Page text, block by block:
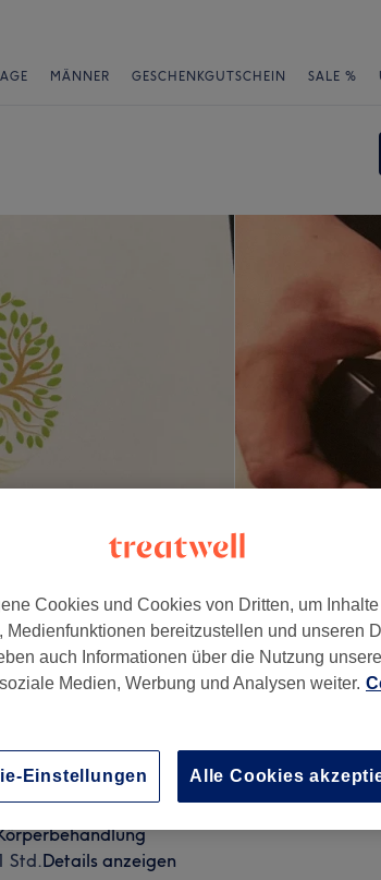
MÄNNER GESCHENKGUTSCHEIN SALE %
- Cellulite
Std.Details anzeigen
Cookies und Cookies von Dritten, um
Medienfunktionen bereitzustellen und unseren
auch Informationen über die Nutzung
Medien, Werbung und Analysen weiter.
Einstellungen Alle Cookies